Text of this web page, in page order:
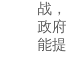
战，
政
能